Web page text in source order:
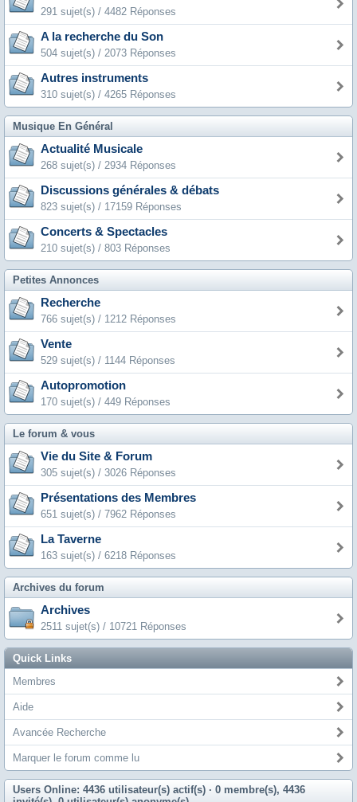
291 sujet(s) / 4482 Réponses
A la recherche du Son
504 sujet(s) / 2073 Réponses
Autres instruments
310 sujet(s) / 4265 Réponses
Musique En Général
Actualité Musicale
268 sujet(s) / 2934 Réponses
Discussions générales & débats
823 sujet(s) / 17159 Réponses
Concerts & Spectacles
210 sujet(s) / 803 Réponses
Petites Annonces
Recherche
766 sujet(s) / 1212 Réponses
Vente
529 sujet(s) / 1144 Réponses
Autopromotion
170 sujet(s) / 449 Réponses
Le forum & vous
Vie du Site & Forum
305 sujet(s) / 3026 Réponses
Présentations des Membres
651 sujet(s) / 7962 Réponses
La Taverne
163 sujet(s) / 6218 Réponses
Archives du forum
Archives
2511 sujet(s) / 10721 Réponses
Quick Links
Membres
Aide
Avancée Recherche
Marquer le forum comme lu
Users Online: 4436 utilisateur(s) actif(s) · 0 membre(s), 4436